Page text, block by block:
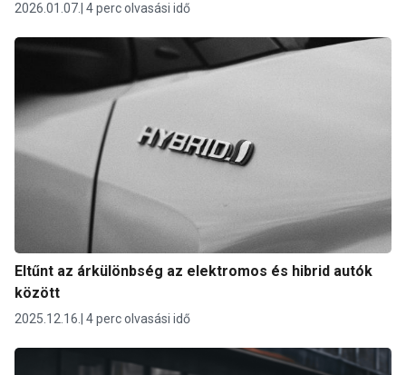
2026.01.07. 4 perc olvasási idő
Eltűnt az árkülönbség az elektromos és hibrid autók
között
2025.12.16. 4 perc olvasási idő